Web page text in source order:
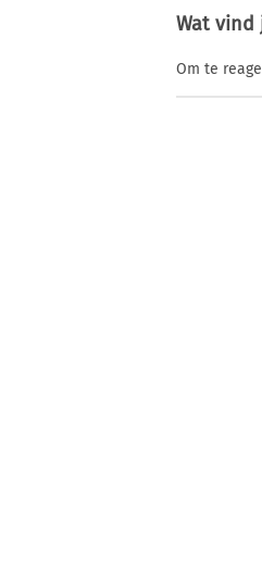
Wat vind
Om te